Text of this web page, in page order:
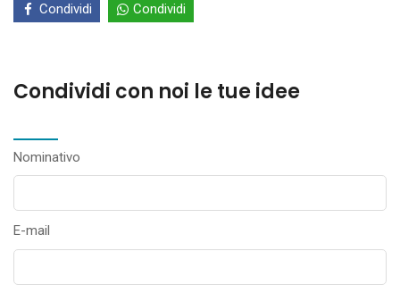
Condividi Condividi
Condividi con noi le tue idee
Nominativo
E-mail